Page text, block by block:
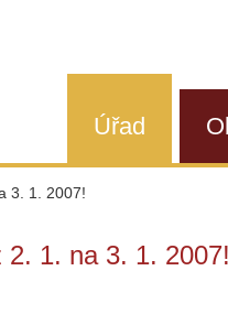
Úřad
3. 1. 2007!
1. na 3. 1. 2007!